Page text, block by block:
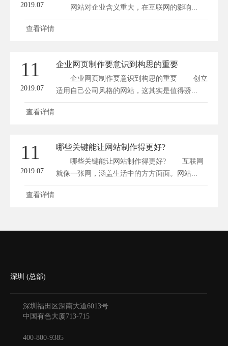
2019.07
网站对企业含义重大，在互联网的影响...
查看详情
11
2019.07
企业网页制作要意识到构思的重要
企业网页制作要意识到构思的重要 创立
适用自己公司风格的网站，这其实是值得骄...
查看详情
11
2019.07
哪些关键能让网站制作得更好?
哪些关键能让网站制作得更好? 互联网
就像一张网，涵盖生活中的方方面面。网站...
查看详情
深圳 (总部)
深圳福田区深南大道6013号
中国有色大厦713-715
400-800-9385